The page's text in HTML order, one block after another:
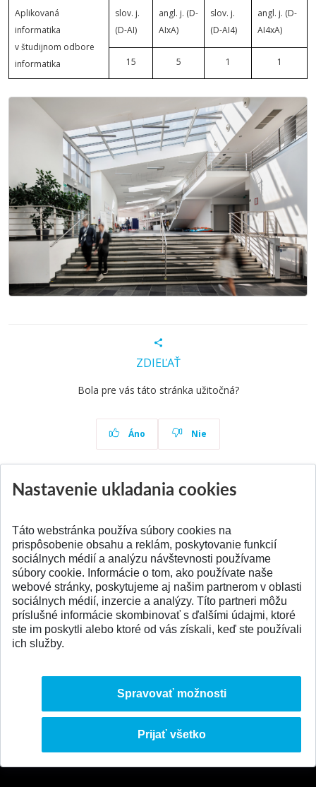
Aplikovaná
informatika
v študijnom odbore
informatika
slov. j.
(D-AI)
angl. j. (D-
AIxA)
slov. j.
(D-AI4)
angl. j. (D-
AI4xA)
15 5 1 1
ZDIEĽAŤ
Bola pre vás táto stránka užitočná?
Áno Nie
SPÄŤ NA VRCH
Nastavenie ukladania cookies
Táto webstránka používa súbory cookies na
prispôsobenie obsahu a reklám, poskytovanie funkcií
sociálnych médií a analýzu návštevnosti používame
súbory cookie. Informácie o tom, ako používate naše
webové stránky, poskytujeme aj našim partnerom v oblasti
sociálnych médií, inzercie a analýzy. Títo partneri môžu
príslušné informácie skombinovať s ďalšími údajmi, ktoré
ste im poskytli alebo ktoré od vás získali, keď ste používali
ich služby.
Spravovať možnosti
Prijať všetko